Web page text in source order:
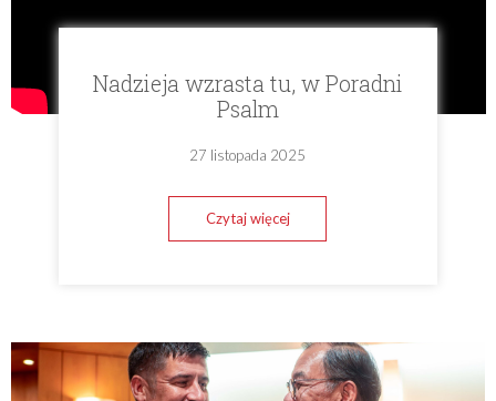
Nadzieja wzrasta tu, w Poradni
Psalm
27 listopada 2025
Czytaj więcej